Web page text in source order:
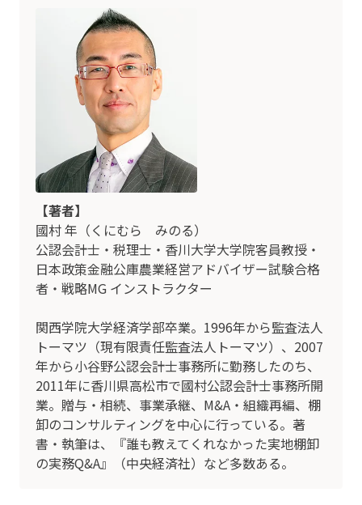
【著者】
國村 年（くにむら みのる）
公認会計士・税理士・香川大学大学院客員教授・
日本政策金融公庫農業経営アドバイザー試験合格
者・戦略MG インストラクター
関西学院大学経済学部卒業。1996年から監査法人
トーマツ（現有限責任監査法人トーマツ）、2007
年から小谷野公認会計士事務所に勤務したのち、
2011年に香川県高松市で國村公認会計士事務所開
業。贈与・相続、事業承継、M&A・組織再編、棚
卸のコンサルティングを中心に行っている。著
書・執筆は、『誰も教えてくれなかった実地棚卸
の実務Q&A』（中央経済社）など多数ある。